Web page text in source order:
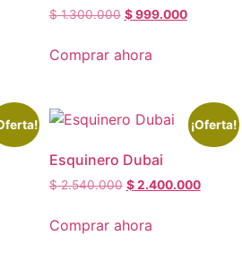
$1.300.000 $999.000
Comprar ahora
¡Oferta!
Esquinero Dubai
$2.540.000 $2.400.000
Comprar ahora